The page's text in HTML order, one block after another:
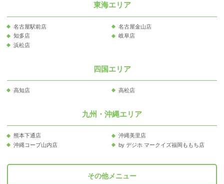
東海エリア
名古屋駅前店
名古屋金山店
知多店
岐阜店
浜松店
四国エリア
高知店 高松店
九州・沖縄エリア
熊本下通店
沖縄美里店
沖縄コープ山内店
by デジホ マークイズ福岡ももち店
その他メニュー